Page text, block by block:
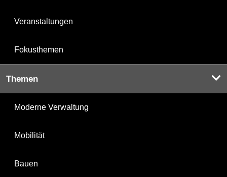
Veranstaltungen
Fokusthemen
Themen
Moderne Verwaltung
Mobilität
Bauen